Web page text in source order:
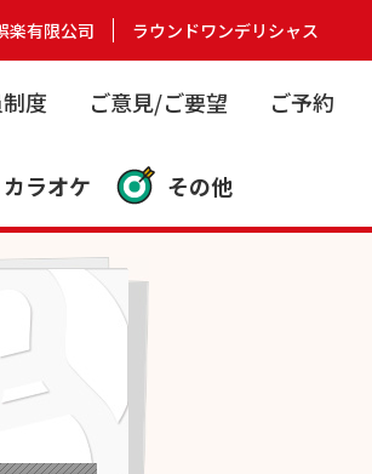
楽有限公司 ラウンドワンデリシャス
度 ご意見/ご要望 ご予約
カラオケ その他